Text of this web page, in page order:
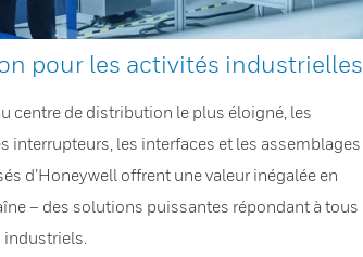
pour les activités industrielles
centre de distribution le plus éloigné, les
interrupteurs, les interfaces et les assemblages
d’Honeywell offrent une valeur inégalée en
– des solutions puissantes répondant à tous